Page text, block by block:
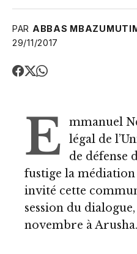
PAR ABBAS
29/11/2017
E
mmanuel
légal de
de défense
fustige la
invité cette
session du
novembre à Arusha.